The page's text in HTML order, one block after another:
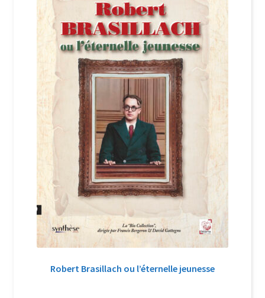
Robert Brasillach ou l’éternelle jeunesse